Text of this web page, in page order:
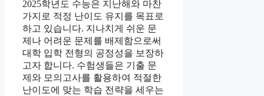
2025학년도 수능은 지난해와 마찬
가지로 적정 난이도 유지를 목표로
하고 있습니다. 지나치게 쉬운 문
제나 어려운 문제를 배제함으로써
대학 입학 전형의 공정성을 보장하
고자 합니다. 수험생들은 기출 문
제와 모의고사를 활용하여 적절한
난이도에 맞는 학습 전략을 세우는